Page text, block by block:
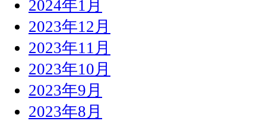
2024年1月
2023年12月
2023年11月
2023年10月
2023年9月
2023年8月